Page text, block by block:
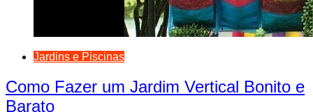
Jardins e Piscinas
Como Fazer um Jardim Vertical Bonito e
Barato